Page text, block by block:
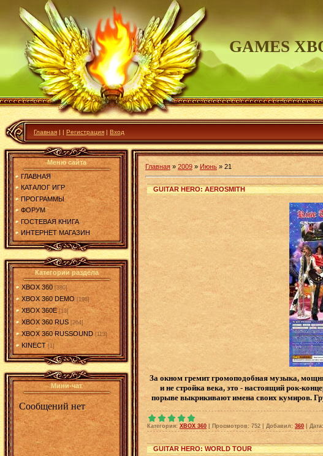
GAMES
Главная | | Регистрация | Вход
Меню сайта
ГЛАВНАЯ
КАТАЛОГ ИГР
ПРОГРАММЫ
ФОРУМ
ГОСТЕВАЯ КНИГА
ИНТЕРНЕТ МАГАЗИН
Категории раздела
XBOX 360 [380]
XBOX 360 DEMO [198]
XBOX 360E [13]
XBOX 360 RUS [264]
XBOX 360 RUSSOUND [113]
KINECT [1]
Мини-чат
Главная » 2009 » Июнь » 21
GUITAR HERO: AEROSMITH
За окном гремит громоподобная музыка,
и не стройка века, это - настоящий рок-
порыве выкрикивают имена своих кумиров.
Категория: XBOX 360 Просмотров: 752 Добавил: 360 Дата:
GUITAR HERO: WORLD TOUR